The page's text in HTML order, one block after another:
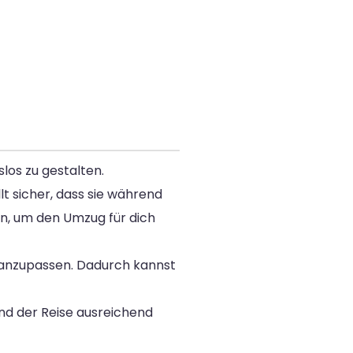
zu gestalten.
sicher, dass sie während
um den Umzug für dich
Dadurch kannst
der Reise ausreichend